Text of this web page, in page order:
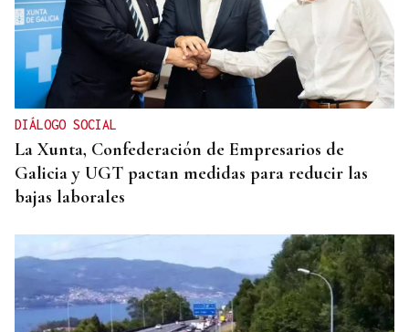
DIÁLOGO SOCIAL
La Xunta, Confederación de Empresarios de
Galicia y UGT pactan medidas para reducir las
bajas laborales